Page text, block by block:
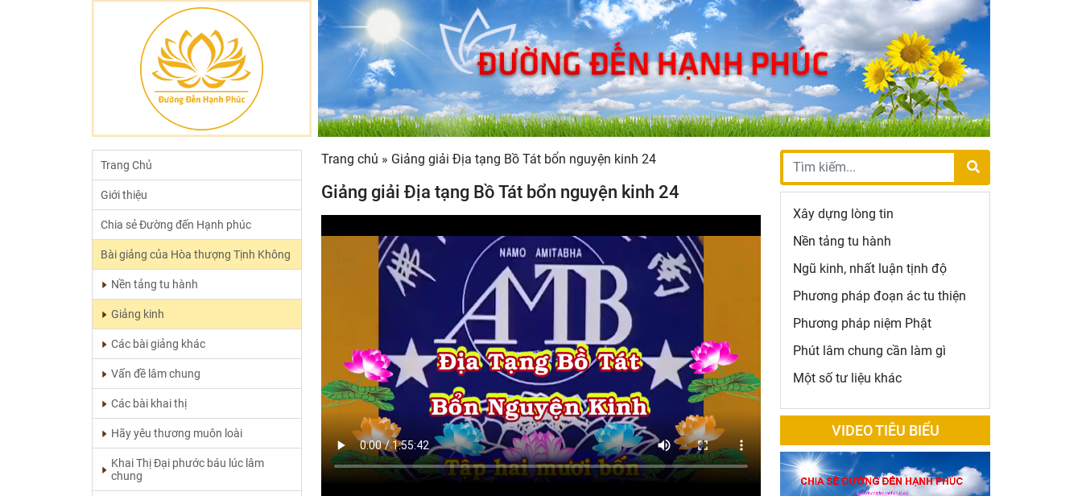
Trang Chủ
Giới thiệu
Chia sẻ Đường đến Hạnh phúc
Bài giảng của Hòa thượng Tịnh Không
Nền tảng tu hành
Giảng kinh
Các bài giảng khác
Vấn đề lâm chung
Các bài khai thị
Hãy yêu thương muôn loài
Khai Thị Đại phước báu lúc lâm
chung
Trang chủ » Giảng giải Địa tạng Bồ Tát bổn nguyện kinh 24
Giảng giải Địa tạng Bồ Tát bổn nguyện kinh 24
Xây dựng lòng tin
Nền tảng tu hành
Ngũ kinh, nhất luận tịnh độ
Phương pháp đoạn ác tu thiện
Phương pháp niệm Phật
Phút lâm chung cần làm gì
Một số tư liệu khác
VIDEO TIÊU BIỂU